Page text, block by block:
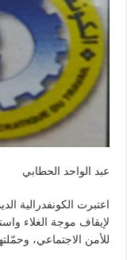
عبد الواحد الحطابي
اعتبرت الكونفدرالية
لإيقاف موجة الغلاء
للأمن الاجتماعي،